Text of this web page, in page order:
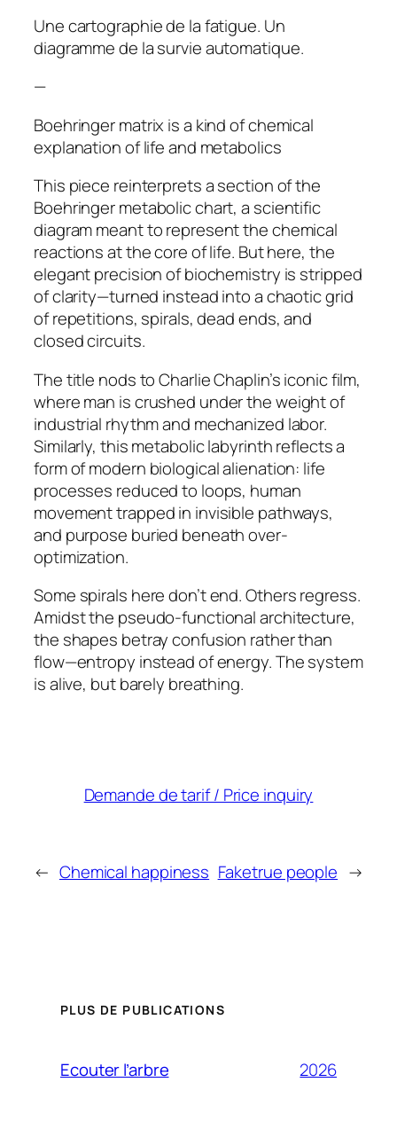
Une cartographie de la fatigue. Un
diagramme de la survie automatique.
—
Boehringer matrix is a kind of chemical
explanation of life and metabolics
This piece reinterprets a section of the
Boehringer metabolic chart, a scientific
diagram meant to represent the chemical
reactions at the core of life. But here, the
elegant precision of biochemistry is stripped
of clarity—turned instead into a chaotic grid
of repetitions, spirals, dead ends, and
closed circuits.
The title nods to Charlie Chaplin’s iconic film,
where man is crushed under the weight of
industrial rhythm and mechanized labor.
Similarly, this metabolic labyrinth reflects a
form of modern biological alienation: life
processes reduced to loops, human
movement trapped in invisible pathways,
and purpose buried beneath over-
optimization.
Some spirals here don’t end. Others regress.
Amidst the pseudo-functional architecture,
the shapes betray confusion rather than
flow—entropy instead of energy. The system
is alive, but barely breathing.
Demande de tarif / Price inquiry
← Chemical happiness Faketrue people →
PLUS DE PUBLICATIONS
Ecouter l’arbre 2026